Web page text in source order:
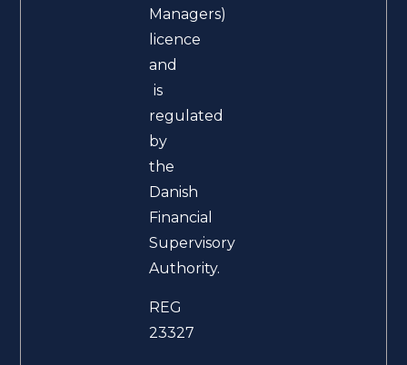
Managers)
licence
and
is
regulated
by
the
Danish
Financial
Supervisory
Authority.
REG
23327